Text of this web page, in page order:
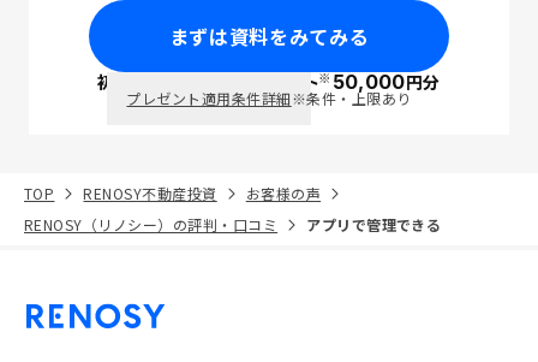
まずは資料をみてみる
初回面談で ポイント※50,000円分
プレゼント適用条件詳細※条件・上限あり
TOP RENOSY不動産投資
お客様の声
RENOSY（リノシー）の評判・口コミ
アプリで管理できる